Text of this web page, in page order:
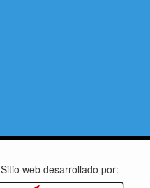
Sitio web desarrollado por: